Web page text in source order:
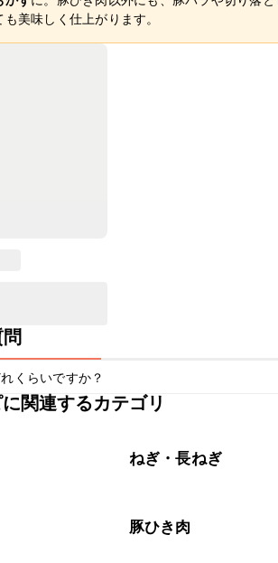
美味しく仕上がります。
くらいですか？
冷蔵で翌日中が目安です。なるべくお早めにお
安です。
関連するカテゴリ
ねぎ・長ねぎ
豚ひき肉